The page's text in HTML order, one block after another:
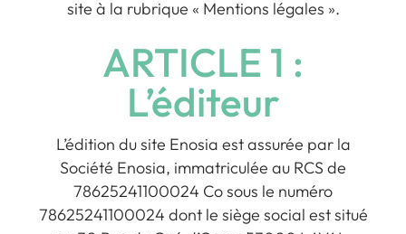
site à la rubrique « Mentions légales ».
ARTICLE 1 :
L’éditeur
L’édition du site Enosia est assurée par la
Société Enosia, immatriculée au RCS de
78625241100024 Co sous le numéro
78625241100024 dont le siège social est situé